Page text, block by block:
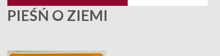
PIEŚŃ O ZIEMI